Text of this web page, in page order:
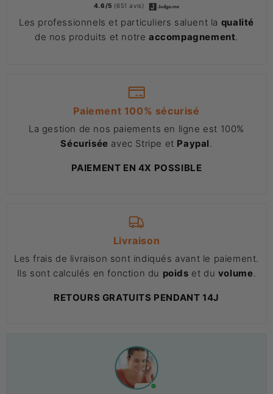
4.6/5 (651 avis)
Les professionnels et particuliers saluent la qualité
de nos produits et notre accompagnement
Paiement 100% sécurisé
La gestion de nos paiements en ligne est 100%
Sécurisée avec Stripe et Paypal
PAIEMENT EN 4X POSSIBLE
Livraison
Les frais de livraison sont indiqués avant le paiement.
Ils sont calculés en fonction du poids et du volume
RETOURS GRATUITS PENDANT 14J